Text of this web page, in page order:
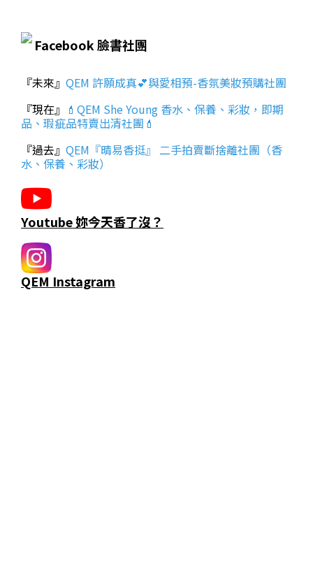
Facebook 臉書社團
『未來』 QEM 許願成真💕與愛相預-香氛美妝預購社團
『現在』 💄QEM She Young 香水、保養、彩妝，即期
品、瑕疵品特賣出清社團💄
『過去』 QEM『晴易香挺』 二手拍賣斷捨離社團（香
水、保養、彩妝）
Youtube 妳今天香了沒？
QEM Instagram